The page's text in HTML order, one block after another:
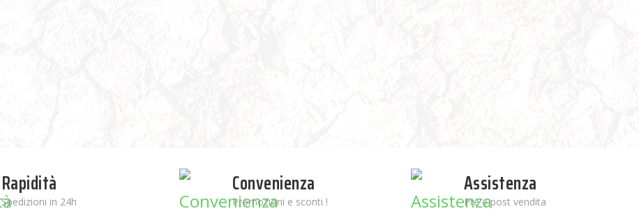
Rapidità
Spedizioni in 24h
Convenienza
Promozioni e sconti !
Assistenza
Pre e post vendita